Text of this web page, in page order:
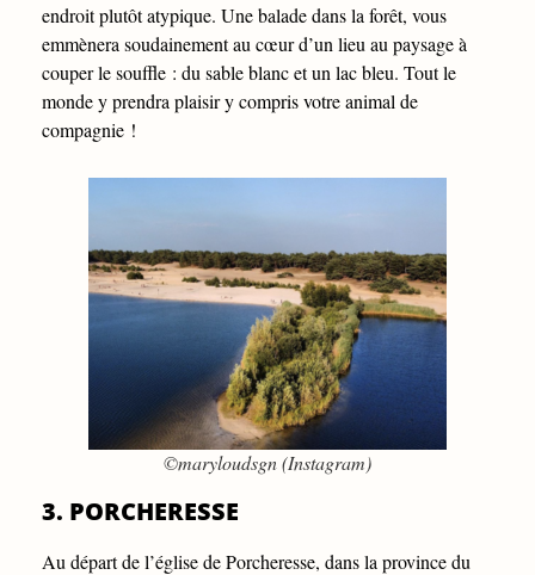
endroit plutôt atypique. Une balade dans la forêt, vous
emmènera soudainement au cœur d’un lieu au paysage à
couper le souffle : du sable blanc et un lac bleu. Tout le
monde y prendra plaisir y compris votre animal de
compagnie !
©maryloudsgn (Instagram)
3. PORCHERESSE
Au départ de l’église de Porcheresse, dans la province du